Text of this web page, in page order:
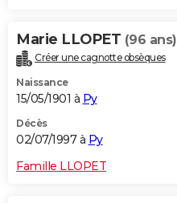
Marie LLOPET (96 ans)
Créer une cagnotte obsèques
Naissance
15/05/1901 à Py
Décès
02/07/1997 à Py
Famille LLOPET